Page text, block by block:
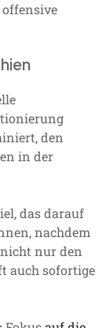
den
in der
das darauf
nachdem
nur den
auch sofortige